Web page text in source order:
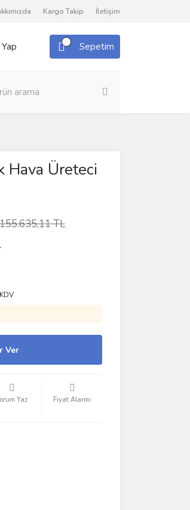
Kargo Takip İletişim
Sepetim
Hava Üreteci
TL
Ver
Yaz Fiyat Alarmı